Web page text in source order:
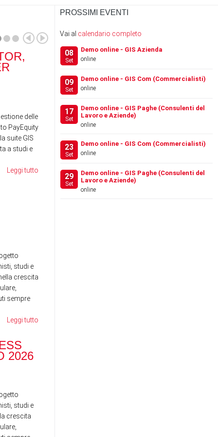
delle
PayEquity
suite GIS
a studi e
Leggi tutto
studi e
crescita
sempre
Leggi tutto
2026
studi e
crescita
RANOCCHI SOFTWARE
ACQUISISCE IL 100% DI
FESTIVAL DEL LAVORO
PROSSIMI EVENTI
Vai al calendario completo
08
Set
Demo online - GIS Azienda
online
09
Set
Demo online - GIS Com (Commercialisti)
online
17
Set
Demo online - GIS Paghe (Consulenti del
Lavoro e Aziende)
online
23
Set
Demo online - GIS Com (Commercialisti)
online
29
Set
Demo online - GIS Paghe (Consulenti del
Lavoro e Aziende)
online